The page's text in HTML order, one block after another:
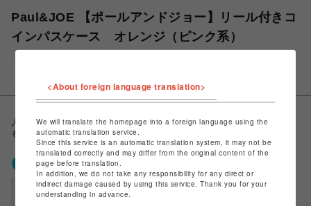
Paul&JOE 【ポールアンドジョー】リール付きコ
インパスケース オレンジ（ピンク系）
人気のPoul&Joeが、50％OFF。在庫限定で特別価格になりました。数量
も限定なので、お早目に！
〜 ポイント
（1P=1円）※キャンペーン分除く
会員登録後、ポケパル払い初回登録&利用で
<About foreign language translation>
We will translate the homepage into a foreign language using the
automatic translation service.
Since this service is an automatic translation system, it may not be
translated correctly and may differ from the original content of the
page before translation.
In addition, we do not take any responsibility for any direct or
indirect damage caused by using this service. Thank you for your
understanding in advance.